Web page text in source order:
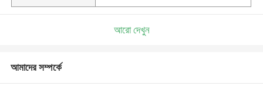
আরো দেখুন
আমাদের সম্পর্কে